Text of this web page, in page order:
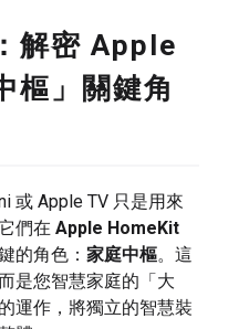
解密 Apple
樞」關鍵角
或 Apple TV 只是用來
們在 Apple HomeKit
的角色： 家庭中樞。這
是您智慧家庭的「大
運作，將獨立的智慧裝